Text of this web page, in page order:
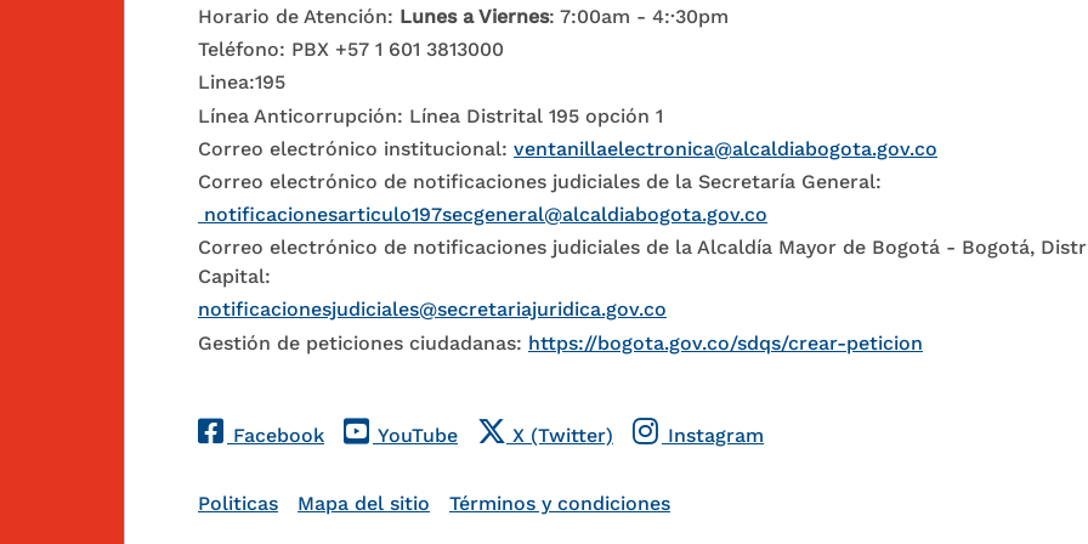
Horario de Atención: Lunes a Viernes: 7:00am - 4:·30pm
Teléfono: PBX +57 1 601 3813000
Linea:195
Línea Anticorrupción: Línea Distrital 195 opción 1
Correo electrónico institucional: ventanillaelectronica@alcaldiabogota.gov.co
Correo electrónico de notificaciones judiciales de la Secretaría General:
notificacionesarticulo197secgeneral@alcaldiabogota.gov.co
Correo electrónico de notificaciones judiciales de la Alcaldía Mayor de Bogotá - Bogotá,
Capital:
notificacionesjudiciales@secretariajuridica.gov.co
Gestión de peticiones ciudadanas: https://bogota.gov.co/sdqs/crear-peticion
Redes Sociales
Facebook YouTube X (Twitter) Instagram
Pie de página
Politicas Mapa del sitio Términos y condiciones